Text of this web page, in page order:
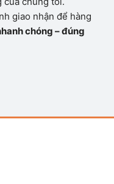
giao nhận để hàng
chóng – đúng